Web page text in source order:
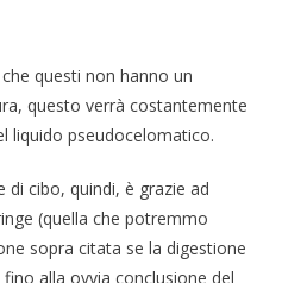
questi non hanno un
questo verrà costantemente
liquido pseudocelomatico.
di cibo, quindi, è grazie ad
(quella che potremmo
sopra citata se la digestione
alla ovvia conclusione del